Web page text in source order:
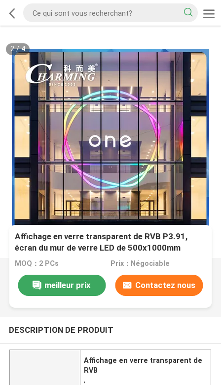
2/4
Affichage en verre transparent de RVB P3.91,
écran du mur de verre LED de 500x1000mm
MOQ：2 PCs Prix：Négociable
meilleur prix Contactez nous
DESCRIPTION DE PRODUIT
Affichage en verre transparent de
RVB
,